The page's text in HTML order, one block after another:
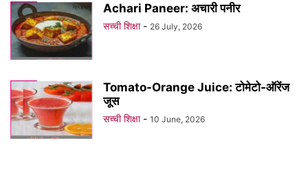
Achari Paneer: अचारी पनीर
सच्ची शिक्षा - 26 July, 2026
Tomato-Orange Juice: टोमेटो-ऑरेंज
जूस
सच्ची शिक्षा - 10 June, 2026